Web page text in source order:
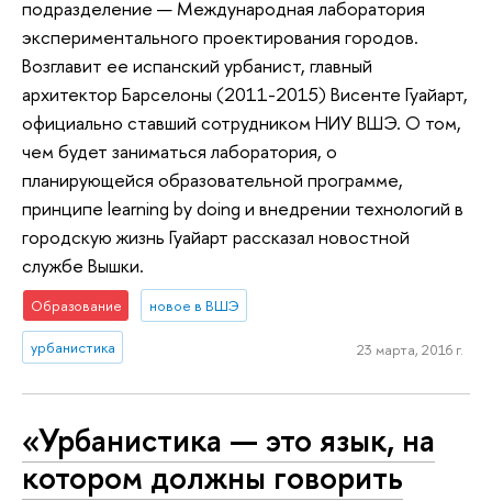
подразделение — Международная лаборатория
экспериментального проектирования городов.
Возглавит ее испанский урбанист, главный
архитектор Барселоны (2011-2015) Висенте Гуайарт,
официально ставший сотрудником НИУ ВШЭ. О том,
чем будет заниматься лаборатория, о
планирующейся образовательной программе,
принципе learning by doing и внедрении технологий в
городскую жизнь Гуайарт рассказал новостной
службе Вышки.
Образование новое в ВШЭ
урбанистика 23 марта, 2016 г.
«Урбанистика — это язык, на
котором должны говорить